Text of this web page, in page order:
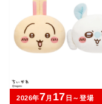
2026年7月 17 日～登場